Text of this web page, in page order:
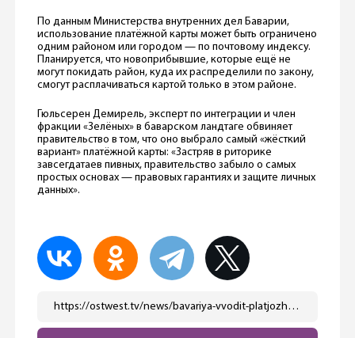
По данным Министерства внутренних дел Баварии,
использование платёжной карты может быть ограничено
одним районом или городом — по почтовому индексу.
Планируется, что новоприбывшие, которые ещё не
могут покидать район, куда их распределили по закону,
смогут расплачиваться картой только в этом районе.
Гюльсерен Демирель, эксперт по интеграции и член
фракции «Зелёных» в баварском ландтаге обвиняет
правительство в том, что оно выбрало самый «жёсткий
вариант» платёжной карты: «Застряв в риторике
завсегдатаев пивных, правительство забыло о самых
простых основах — правовых гарантиях и защите личных
данных».
https://ostwest.tv/news/bavariya-vvodit-platjozhnye-karty-dlya-bezhencev/